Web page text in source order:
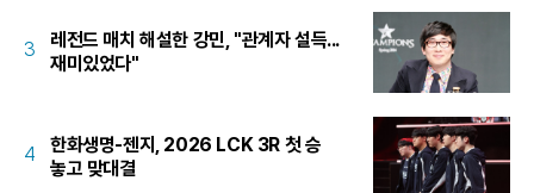
3
레전드 매치 해설한 강민, "관계자 설득...
재미있었다"
4
한화생명-젠지, 2026 LCK 3R 첫 승
놓고 맞대결